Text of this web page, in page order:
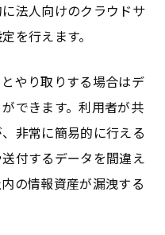
法人向けのクラウドサ
を行えます。
やり取りする場合はデ
できます。利用者が共
非常に簡易的に行える
付するデータを間違え
の情報資産が漏洩する